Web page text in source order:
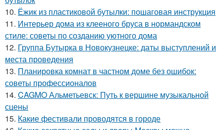
10. Ёжик из пластиковой бутылки: пошаговая инструкция
11. Интерьер дома из клееного бруса в нормандском
стиле: советы по созданию уютного дома
12. Группа Бутырка в Новокузнецке: даты выступлений и
места проведения
13. Планировка комнат в частном доме без ошибок:
советы профессионалов
14. CAGMO Альметьевск: Путь к вершине музыкальной
сцены
15. Какие фестивали проводятся в городе